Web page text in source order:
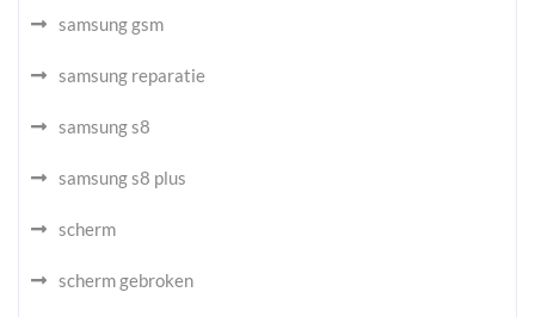
samsung gsm
samsung reparatie
samsung s8
samsung s8 plus
scherm
scherm gebroken